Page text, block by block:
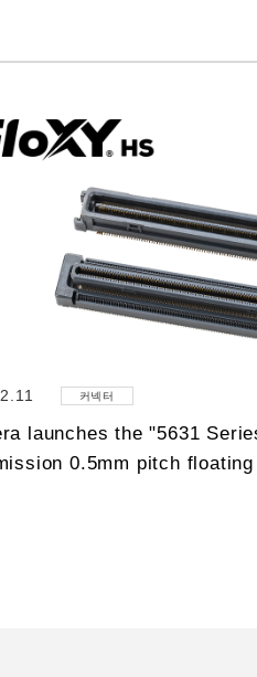
커넥터
launches the "5631
0.5mm pitch